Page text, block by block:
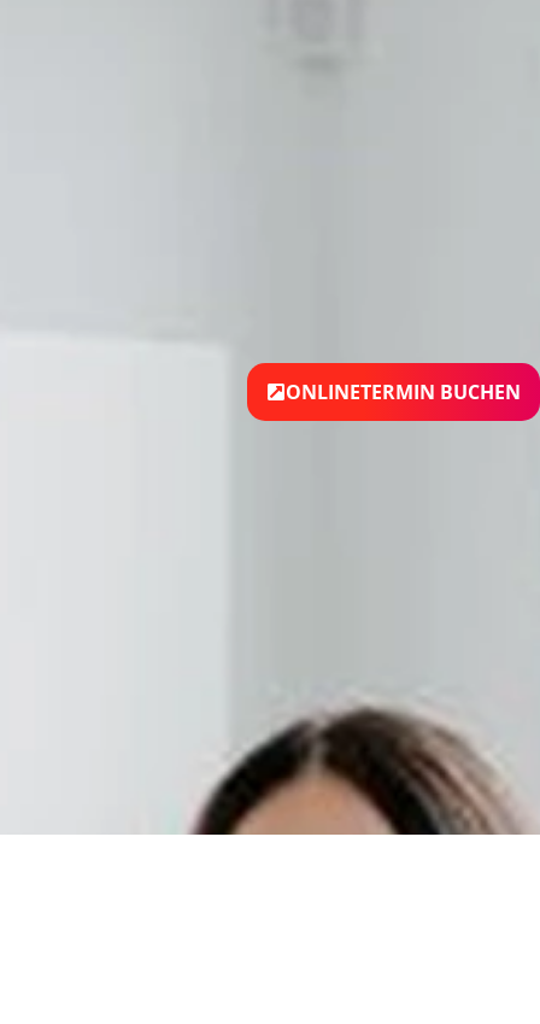
ONLINETERMIN BUCHEN